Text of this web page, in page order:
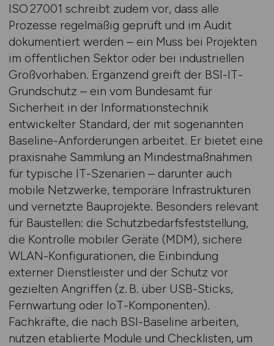
ISO 27001 schreibt zudem vor, dass alle
Prozesse regelmäßig geprüft und im Audit
dokumentiert werden – ein Muss bei Projekten
im öffentlichen Sektor oder bei industriellen
Großvorhaben. Ergänzend greift der BSI-IT-
Grundschutz – ein vom Bundesamt für
Sicherheit in der Informationstechnik
entwickelter Standard, der mit sogenannten
Baseline-Anforderungen arbeitet. Er bietet eine
praxisnahe Sammlung an Mindestmaßnahmen
für typische IT-Szenarien – darunter auch
mobile Netzwerke, temporäre Infrastrukturen
und vernetzte Bauprojekte. Besonders relevant
für Baustellen: die Schutzbedarfsfeststellung,
die Kontrolle mobiler Geräte (MDM), sichere
WLAN-Konfigurationen, die Einbindung
externer Dienstleister und der Schutz vor
gezielten Angriffen (z. B. über USB-Sticks,
Fernwartung oder IoT-Komponenten).
Fachkräfte, die nach BSI-Baseline arbeiten,
nutzen etablierte Module und Checklisten, um